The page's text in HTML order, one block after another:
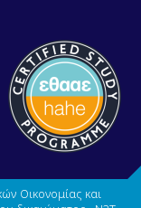
Οικονομίας και